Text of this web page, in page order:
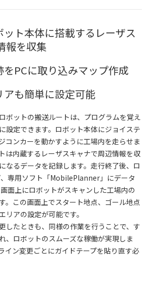
ット本体に搭載するレーザス
報を収集
PCに取り込みマップ作成
アも簡単に設定可能
ボットの搬送ルートは、プログラムを覚え
設定できます。ロボット本体にジョイステ
コンカーを動かすように工場内を走らせま
は内蔵するレーザスキャナで周辺情報を収
なるデータを記録します。走行終了後、ロ
専用ソフト「MobilePlanner」にデータ
面上にロボットがスキャンした工場内の
。この画面上でスタート地点、ゴール地点
リアの設定が可能です。
したときも、同様の作業を行うことで、す
、ロボットのスムーズな稼働が実現しま
イン変更ごとにガイドテープを貼り直す必